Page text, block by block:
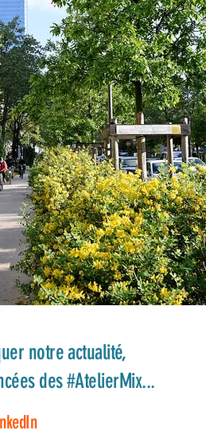
notre actualité,
des #AtelierMix...